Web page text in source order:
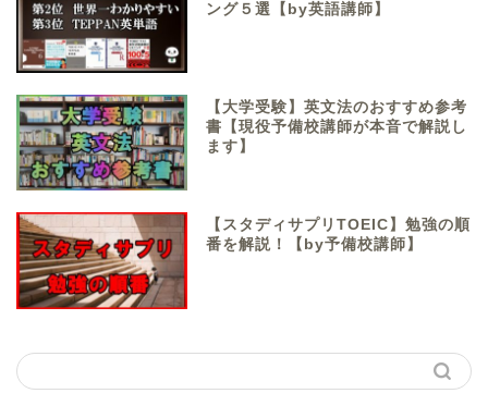
ング５選【by英語講師】
【大学受験】英文法のおすすめ参考
書【現役予備校講師が本音で解説し
ます】
【スタディサプリTOEIC】勉強の順
番を解説！【by予備校講師】